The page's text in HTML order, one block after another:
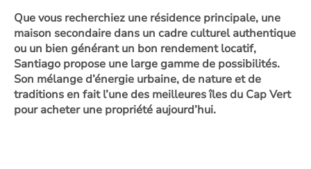
Que vous recherchiez une résidence principale, une
maison secondaire dans un cadre culturel authentique
ou un bien générant un bon rendement locatif,
Santiago propose une large gamme de possibilités.
Son mélange d’énergie urbaine, de nature et de
traditions en fait l’une des meilleures îles du Cap Vert
pour acheter une propriété aujourd’hui.